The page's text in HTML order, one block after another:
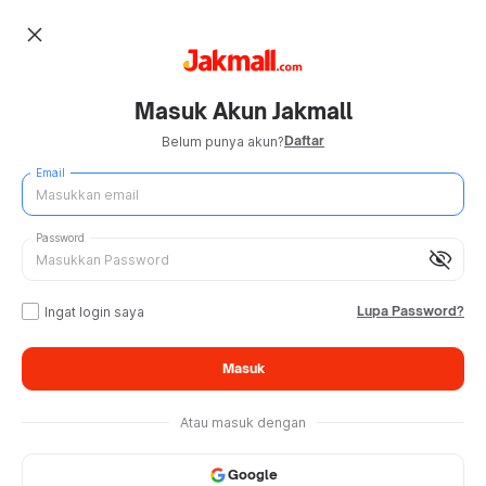
close
Masuk Akun Jakmall
Belum punya akun?Daftar
Email
visibility_off
Password
Ingat login saya Lupa Password?
Masuk
Atau masuk dengan
Google